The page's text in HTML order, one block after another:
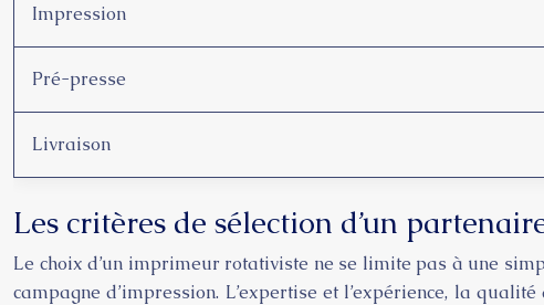
Impression
Pré-presse
Livraison
Les critères de sélection d’un
Le choix d’un imprimeur rotativiste ne se limite pas à une
campagne d’impression. L’expertise et l’expérience, la